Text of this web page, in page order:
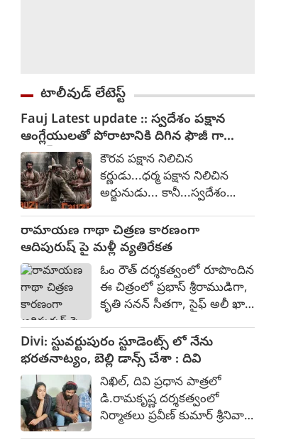
టాలీవుడ్ లేటెస్ట్
Fauj Latest update :: స్వదేశం పక్షాన
ఆంగ్లేయులతో పోరాటానికి దిగిన ఫౌజీ గా
ప్రభాస్
కౌరవ పక్షాన నిలిచిన
కర్ణుడు...ధర్మ పక్షాన నిలిచిన
అర్జునుడు... కానీ...స్వదేశం
ప్రభాస్ నటిస్తున్న ఫౌజీ చిత్రంపై
ఆసక్తికరమైన పోస్ట్ ను సోషల్
మీడియాలో ప్రభాస్ టీమ్ విడుదల
చేసింది. ఆంగ్లేయుల కాలం నాటి
గాధగా ఈ చిత్రం రూపొందుతోంది.
దేవాలయం ప్రవేశానికి వారు
అడ్డంకిగా వుండడంతో వారిని
ఎదురొడ్డి ప్రజల పక్షాన నిలిచిన
ఫౌజీ గా ప్రభాస్ పై పోరాట
సన్నివేశాలు నిన్ననే
ప్రారంభమయ్యాయి.
రామాయణ గాథా చిత్రణ కారణంగా
ఆదిపురుష్ పై మళ్లీ వ్యతిరేకత
ఓం రౌత్ దర్శకత్వంలో రూపొందిన
ఈ చిత్రంలో ప్రభాస్ శ్రీరాముడిగా,
కృతి సనన్ సీతగా, సైఫ్ అలీ ఖాన్
హనుమంతుడిగా నటించారు.
500-700 కోట్ల భారీ బడ్జెట్‌తో
2023 జూన్ 16న విడుదలైన ఈ
చిత్రం, బాక్సాఫీస్ వద్ద సుమారు
393 కోట్ల రూపాయల వసూళ్లను
మాత్రమే సాధించింది.
Divi: స్టువర్టుపురం స్టూడెంట్స్ లో నేను
భరతనాట్యం, బెల్లి డాన్స్ చేశా : దివి
నిఖిల్, దివి ప్రధాన పాత్రలో
డి.రామకృష్ణ దర్శకత్వంలో
నిర్మాతలు ప్రవీణ్ కుమార్ శ్రీనివాస్